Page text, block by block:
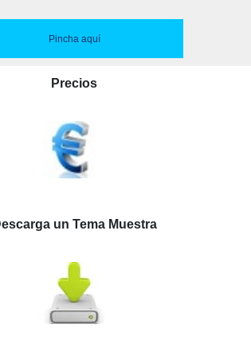
Pincha aquí
Precios
un Tema Muestra